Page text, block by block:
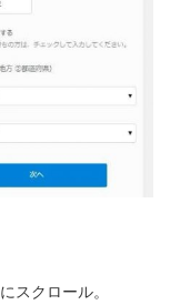
スクロール。